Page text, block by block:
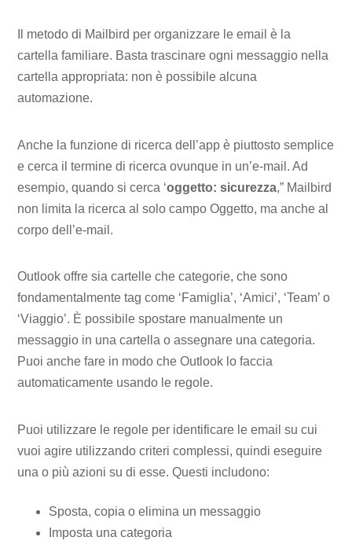
Il metodo di Mailbird per organizzare le email è la
cartella familiare. Basta trascinare ogni messaggio nella
cartella appropriata: non è possibile alcuna
automazione.
Anche la funzione di ricerca dell’app è piuttosto semplice
e cerca il termine di ricerca ovunque in un’e-mail. Ad
esempio, quando si cerca ‘oggetto: sicurezza,” Mailbird
non limita la ricerca al solo campo Oggetto, ma anche al
corpo dell’e-mail.
Outlook offre sia cartelle che categorie, che sono
fondamentalmente tag come ‘Famiglia’, ‘Amici’, ‘Team’ o
‘Viaggio’. È possibile spostare manualmente un
messaggio in una cartella o assegnare una categoria.
Puoi anche fare in modo che Outlook lo faccia
automaticamente usando le regole.
Puoi utilizzare le regole per identificare le email su cui
vuoi agire utilizzando criteri complessi, quindi eseguire
una o più azioni su di esse. Questi includono:
Sposta, copia o elimina un messaggio
Imposta una categoria